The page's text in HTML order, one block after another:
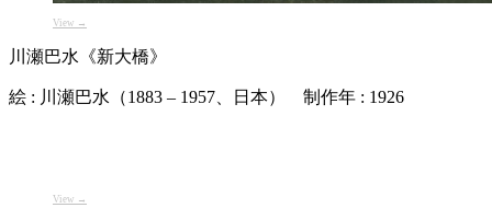
View →
川瀬巴水《新大橋》
絵 : 川瀬巴水（1883 – 1957、日本） 制作年 : 1926
View →